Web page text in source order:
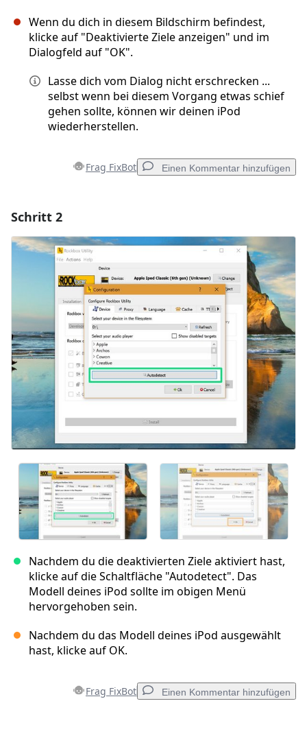
Wenn du dich in diesem Bildschirm befindest,
klicke auf "Deaktivierte Ziele anzeigen" und im
Dialogfeld auf "OK".
Lasse dich vom Dialog nicht erschrecken ...
selbst wenn bei diesem Vorgang etwas schief
gehen sollte, können wir deinen iPod
wiederherstellen.
Frag FixBot Einen Kommentar hinzufügen
Kommentar hinzufügen
Abbrechen Kommentieren
Schritt 2
Nachdem du die deaktivierten Ziele aktiviert hast,
klicke auf die Schaltfläche "Autodetect". Das
Modell deines iPod sollte im obigen Menü
hervorgehoben sein.
Nachdem du das Modell deines iPod ausgewählt
hast, klicke auf OK.
Frag FixBot Einen Kommentar hinzufügen